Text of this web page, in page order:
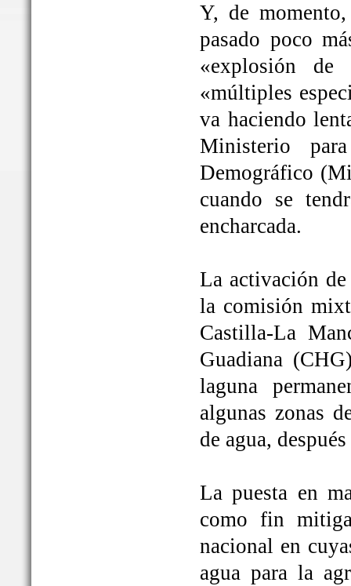
Y, de
pasado poco
«explosión
«múltiples
va haciendo
Ministerio
Demográfico
cuando se
encharcada.
La activación
la comisión
Castilla-La
Guadiana
laguna
algunas zonas
de agua,
La puesta en
como fin
nacional en
agua para la